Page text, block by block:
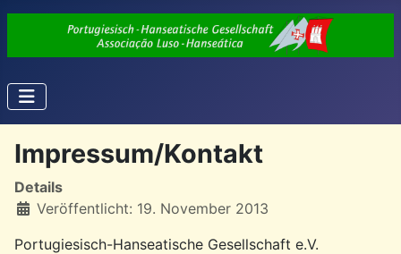
Impressum/Kontakt
Details
Veröffentlicht: 19. November 2013
Portugiesisch-Hanseatische Gesellschaft e.V.